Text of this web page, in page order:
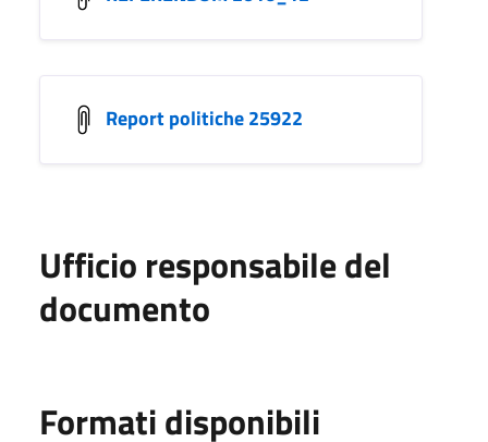
Report politiche 25922
Ufficio responsabile del
documento
Formati disponibili